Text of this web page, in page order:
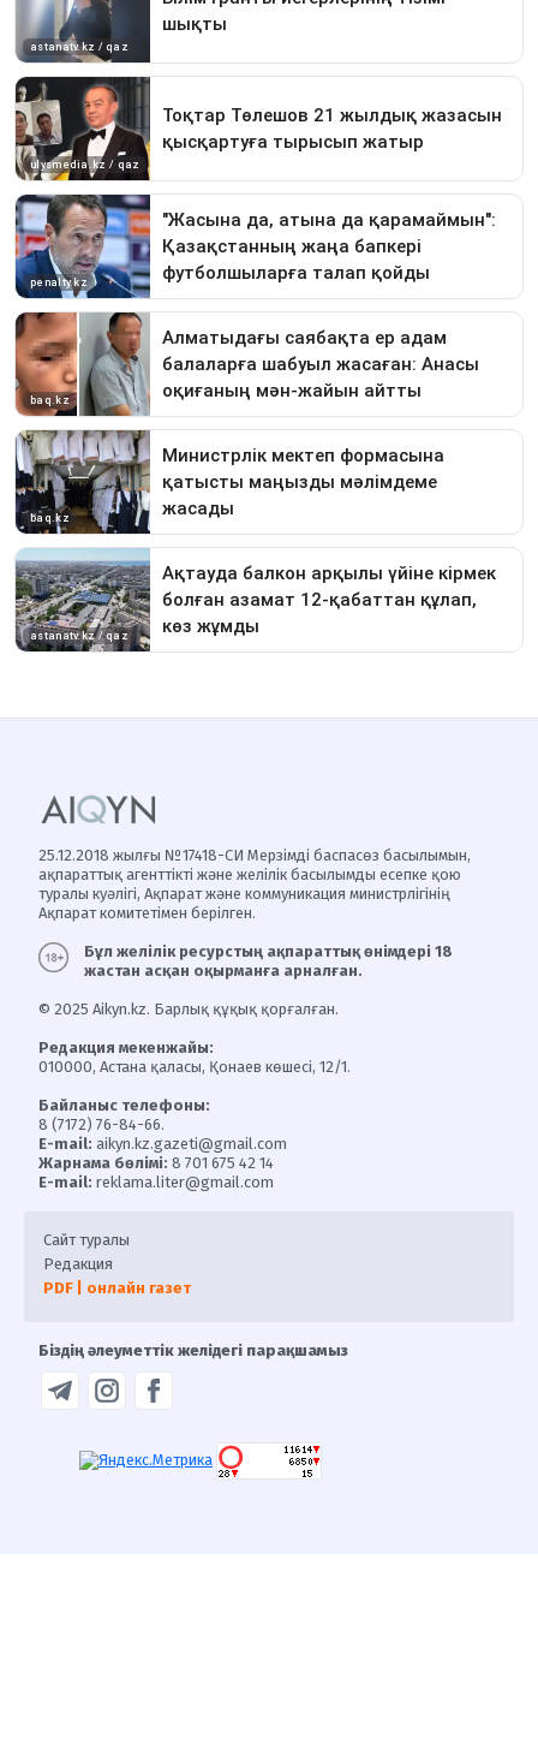
25.12.2018 жылғы №17418-СИ Мерзімді баспасөз басылымын,
ақпараттық агенттікті және желілік басылымды есепке қою
туралы куәлігі, Ақпарат және коммуникация министрлігінің
Ақпарат комитетімен берілген.
Бұл желілік ресурстың ақпараттық өнімдері 18
жастан асқан оқырманға арналған.
© 2025 Aikyn.kz. Барлық құқық қорғалған.
Редакция мекенжайы:
010000, Астана қаласы, Қонаев көшесі, 12/1.
Байланыс телефоны:
8 (7172) 76-84-66.
E-mail: aikyn.kz.gazeti@gmail.com
Жарнама бөлімі: 8 701 675 42 14
E-mail: reklama.liter@gmail.com
Сайт туралы
Редакция
PDF | онлайн газет
Біздің әлеуметтік желідегі парақшамыз